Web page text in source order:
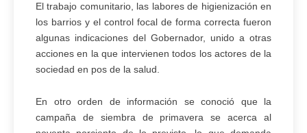
El trabajo comunitario, las labores de higienización en
los barrios y el control focal de forma correcta fueron
algunas indicaciones del Gobernador, unido a otras
acciones en la que intervienen todos los actores de la
sociedad en pos de la salud.
En otro orden de información se conoció que la
campaña de siembra de primavera se acerca al